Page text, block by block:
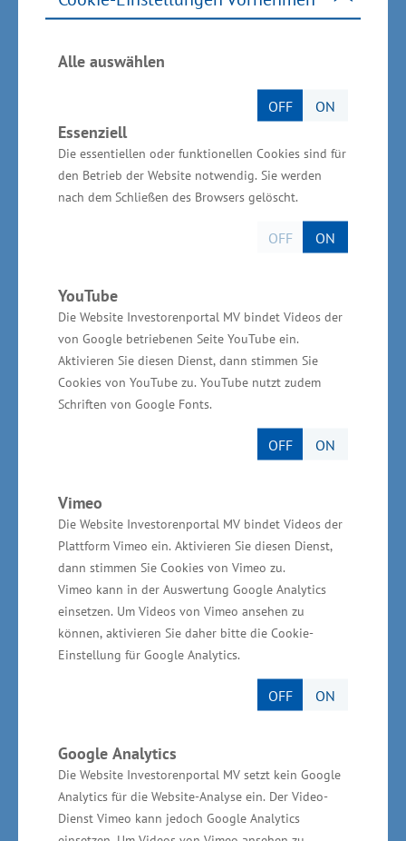
Alle auswählen
OFF ON
Essenziell
Die essentiellen oder funktionellen Cookies sind für
den Betrieb der Website notwendig. Sie werden
nach dem Schließen des Browsers gelöscht.
OFF ON
YouTube
Die Website Investorenportal MV bindet Videos der
von Google betriebenen Seite YouTube ein.
Aktivieren Sie diesen Dienst, dann stimmen Sie
Cookies von YouTube zu. YouTube nutzt zudem
Schriften von Google Fonts.
OFF ON
Vimeo
Die Website Investorenportal MV bindet Videos der
Plattform Vimeo ein. Aktivieren Sie diesen Dienst,
dann stimmen Sie Cookies von Vimeo zu.
Vimeo kann in der Auswertung Google Analytics
einsetzen. Um Videos von Vimeo ansehen zu
können, aktivieren Sie daher bitte die Cookie-
Einstellung für Google Analytics.
OFF ON
Google Analytics
Die Website Investorenportal MV setzt kein Google
Analytics für die Website-Analyse ein. Der Video-
Dienst Vimeo kann jedoch Google Analytics
Liebherr-International AG, Bulle/Schweiz, ist).
Vermarktung des Industrieparkes Berlin-Stettin
die grenzüberschreitende Zusammenarbeit mit
der Metropolregion Stettin deutlich verstärkt.
„Unternehmen wie die TopRegal GmbH und
Birkenstock in Pasewalk setzen auf eine
grenzüberschreitende Kooperation bei der
industriellen Entwicklung des Großraums
das es weiter auszubauen gilt. Mit dem
Deutschen Haus in Stettin und dem engen
Austausch der Industrie- und Handelskammer
für das östliche Mecklenburg-Vorpommern mit
den polnischen Nachbarn in Stettin wird der
grenzüberschreitende Austausch wesentlich
Außenhandelszahlen für
Mecklenburg-Vorpommern
Der Außenhandel stellte sich in Mecklenburg-
Vorpommern in den vergangenen Jahren mit
einer steigenden Tendenz dar und konnte nach
den vorläufigen Zahlen des Statistischen
Bundesamtes erneut gesteigert werden. Er
Höchstwert von rund 20 Milliarden Euro. Dies
sind rund 3,2 Milliarden Euro mehr als 2021.
Die drei wichtigsten Außenhandelspartner